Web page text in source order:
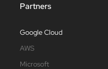
Partners
Google Cloud
AWS
Microsoft